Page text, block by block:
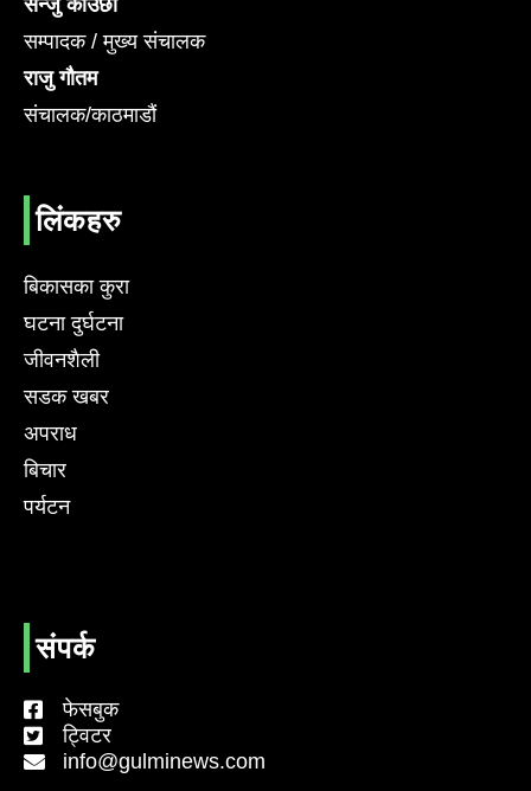
सन्जु काउछा
सम्पादक / मुख्य संचालक
राजु गौतम
संचालक/काठमाडौं
लिंकहरु
बिकासका कुरा
घटना दुर्घटना
जीवनशैली
सडक खबर
अपराध
बिचार
पर्यटन
संपर्क
फेसबुक
ट्विटर
info@gulminews.com